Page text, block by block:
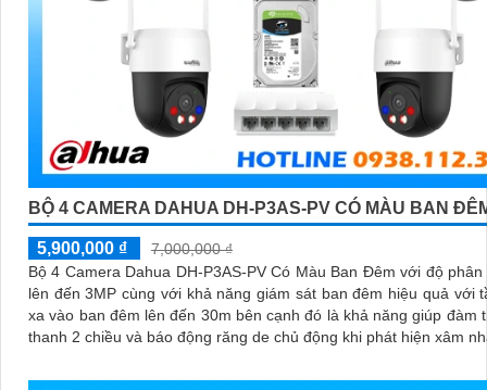
BỘ 4 CAMERA DAHUA DH-P3AS-PV CÓ MÀU BAN
5,900,000 ₫
7,000,000 ₫
Bộ 4 Camera Dahua DH-P3AS-PV Có Màu Ban Đêm với độ phân
lên đến 3MP cùng với khả năng giám sát ban đêm hiệu quả với
xa vào ban đêm lên đến 30m bên cạnh đó là khả năng giúp đàm
thanh 2 chiều và báo động răng de chủ động khi phát hiện xâm